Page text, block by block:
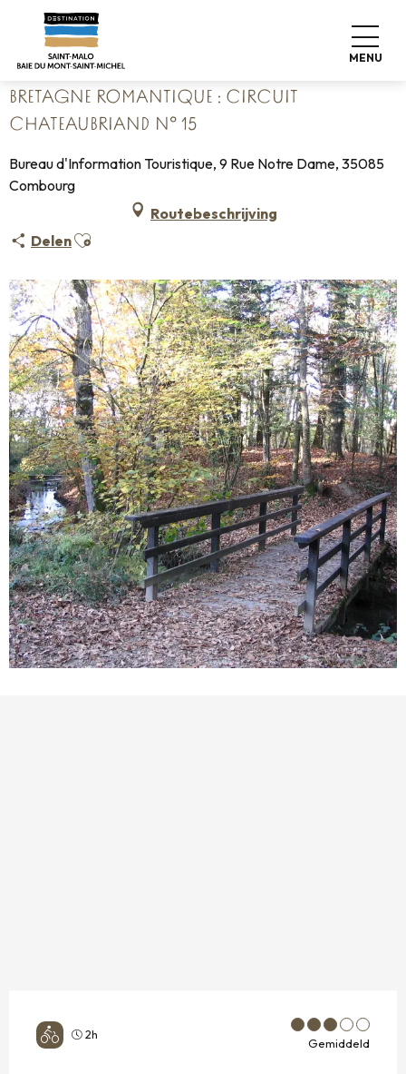
contenu
MENU
Home
Bretagne Romantique : Circuit Chateaubriand n° 15
BRETAGNE ROMANTIQUE : CIRCUIT
CHATEAUBRIAND N° 15
Bureau d'Information Touristique, 9 Rue Notre Dame, 35085
Combourg
Routebeschrijving
DelenAjouter aux favoris
2h
Gemiddeld